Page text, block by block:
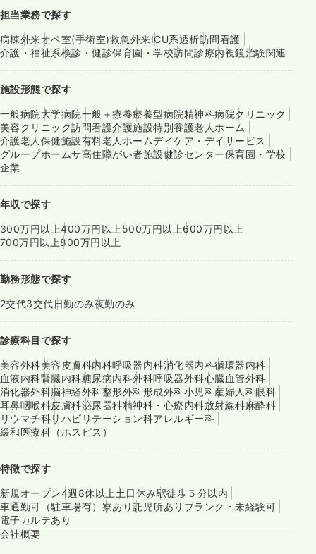
担当業務で探す
病棟外来オペ室(手術室)救急外来ICU系透析訪問看護
介護・福祉系検診・健診保育園・学校訪問診療内視鏡治験関連
施設形態で探す
一般病院大学病院一般＋療養療養型病院精神科病院クリニック
美容クリニック訪問看護介護施設特別養護老人ホーム
介護老人保健施設有料老人ホームデイケア・デイサービス
グループホームサ高住障がい者施設健診センター保育園・学校
企業
年収で探す
300万円以上400万円以上 500万円以上600万円以上
700万円以上800万円以上
勤務形態で探す
2交代3交代日勤のみ夜勤のみ
診療科目で探す
美容外科美容皮膚科内科呼吸器内科消化器内科循環器内科
血液内科腎臓内科糖尿病内科外科呼吸器外科心臓血管外科
消化器外科脳神経外科整形外科形成外科小児科産婦人科眼科
耳鼻咽喉科皮膚科泌尿器科精神科・心療内科放射線科麻酔科
リウマチ科リハビリテーション科アレルギー科
緩和医療科（ホスピス）
特徴で探す
新規オープン4週8休以上 土日休み駅徒歩５分以内
車通勤可（駐車場有） 寮あり託児所あり ブランク・未経験可
電子カルテあり
会社概要